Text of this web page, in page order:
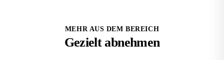
MEHR AUS DEM BEREICH
Gezielt abnehmen